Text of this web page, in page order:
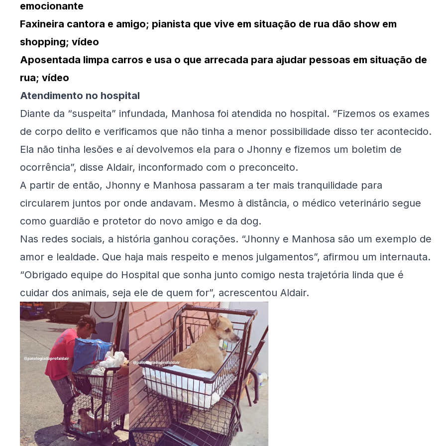
emocionante
Faxineira cantora e amigo; pianista que vive em situação de rua dão show em
shopping; vídeo
Aposentada limpa carros e usa o que arrecada para ajudar pessoas em situação de
rua; vídeo
Atendimento no hospital
Diante da “suspeita” infundada, Manhosa foi atendida no hospital. “Fizemos os exames
de corpo delito e verificamos que não tinha a menor possibilidade disso ter acontecido.
Ela não tinha lesões e aí devolvemos ela para o Jhonny e fizemos um boletim de
ocorrência”, disse Aldair, inconformado com o preconceito.
A partir de então, Jhonny e Manhosa passaram a ter mais tranquilidade para
circularem juntos por onde andavam. Mesmo à distância, o médico veterinário segue
como guardião e protetor do novo amigo e da dog.
Nas redes sociais, a história ganhou corações. “Jhonny e Manhosa são um exemplo de
amor e lealdade. Que haja mais respeito e menos julgamentos”, afirmou um internauta.
“Obrigado equipe do Hospital que sonha junto comigo nesta trajetória linda que é
cuidar dos animais, seja ele de quem for”, acrescentou Aldair.